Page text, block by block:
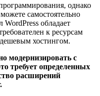
однако
самостоятельно
обладает
к ресурсам
хостингом.
модернизировать с
требует определенных
расширений